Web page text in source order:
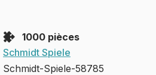
1000 pièces
Schmidt Spiele
Schmidt-Spiele-58785